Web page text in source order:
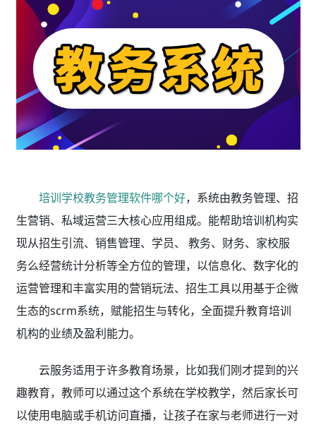
培训学校教务管理软件哪个好，系统由教务管理、招
生营销、私域运营三大核心应用组成。能帮助培训机构实
现从招生引流、销售管理、学员、 教务、财务、家校服
务么经营统计分析等全方位的管理，以信息化、数字化的
运营管理和丰富实用的营销玩法、招生工具以用基于企微
生态的scrm系统，赋能招生与转化，全面提升教育培训
机构的业绩及盈利能力。
云服务适用于许多教育场景，比如我们刚才提到的兴
趣教育，教师可以通过这个系统在学校教学，然后家长可
以使用电脑或手机访问直播，让孩子在家与老师进行一对